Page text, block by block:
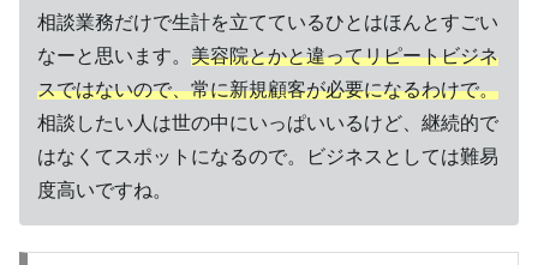
相談業務だけで生計を立てているひとはほんとすごい
なーと思います。 美容院とかと違ってリピートビジネ
スではないので、常に新規顧客が必要になるわけで。
相談したい人は世の中にいっぱいいるけど、継続的で
はなくてスポットになるので。ビジネスとしては難易
度高いですね。